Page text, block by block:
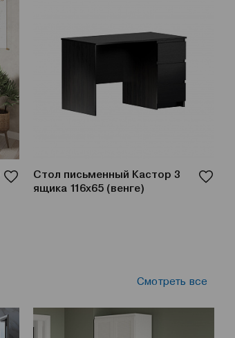
Стол письменный Кастор 3
ящика 116х65 (венге)
Смотреть все